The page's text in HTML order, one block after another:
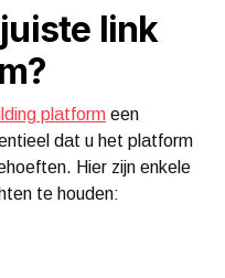
link
platform een
dat u het platform
Hier zijn enkele
te houden: